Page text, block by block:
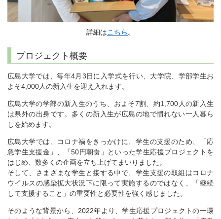
詳細はこちら。
プロジェクト概要
広島大学では、毎年4月3日に入学式を行い、大学院、学部学生お
よそ4,000人の新入生を迎え入れます。
広島大学の学部の新入生のうち、およそ7割、約1,700人の新入生
は県外の出身です。多くの新入生が広島の地で慣れない一人暮ら
しを始めます。
広島大学では、コロナ禍をきっかけに、学生の支援のため、「応
急学生支援金」、「50円朝食」といった学生応援プロジェクトを
はじめ、数多くの企画を立ち上げてまいりました。
そして、さまざまな学生と接する中で、学生支援の取組はコロナ
ウイルスの感染拡大状況下に限って実施するのではなく、「継続
して支援すること」の重要性と必要性を強く感じました。
そのような背景から、2022年より、学生応援プロジェクトの一環